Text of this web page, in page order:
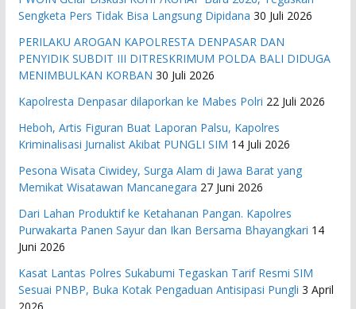
Sengketa Pers Tidak Bisa Langsung Dipidana 30 Juli 2026
PERILAKU AROGAN KAPOLRESTA DENPASAR DAN
PENYIDIK SUBDIT III DITRESKRIMUM POLDA BALI DIDUGA
MENIMBULKAN KORBAN 30 Juli 2026
Kapolresta Denpasar dilaporkan ke Mabes Polri 22 Juli 2026
Heboh, Artis Figuran Buat Laporan Palsu, Kapolres
Kriminalisasi Jurnalist Akibat PUNGLI SIM 14 Juli 2026
Pesona Wisata Ciwidey, Surga Alam di Jawa Barat yang
Memikat Wisatawan Mancanegara 27 Juni 2026
Dari Lahan Produktif ke Ketahanan Pangan. Kapolres
Purwakarta Panen Sayur dan Ikan Bersama Bhayangkari 14
Juni 2026
Kasat Lantas Polres Sukabumi Tegaskan Tarif Resmi SIM
Sesuai PNBP, Buka Kotak Pengaduan Antisipasi Pungli 3 April